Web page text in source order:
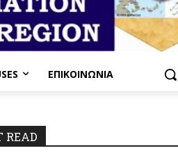
ΕΠΙΚΟΙΝΩΝΊΑ
READ